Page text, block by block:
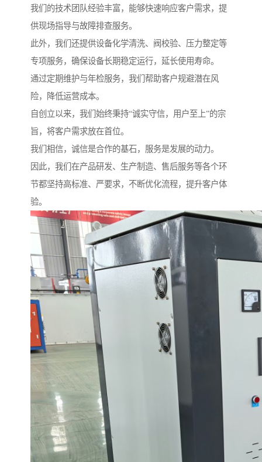
我们的技术团队经验丰富，能够快速响应客户需求，提
供现场指导与故障排查服务。
此外，我们还提供设备化学清洗、阀校验、压力整定等
专项服务，确保设备长期稳定运行，延长使用寿命。
通过定期维护与年检服务，我们帮助客户规避潜在风
险，降低运营成本。
自创立以来，我们始终秉持“诚实守信，用户至上”的宗
旨，将客户需求放在首位。
我们相信，诚信是合作的基石，服务是发展的动力。
因此，我们在产品研发、生产制造、售后服务等各个环
节都坚持高标准、严要求，不断优化流程，提升客户体
验。